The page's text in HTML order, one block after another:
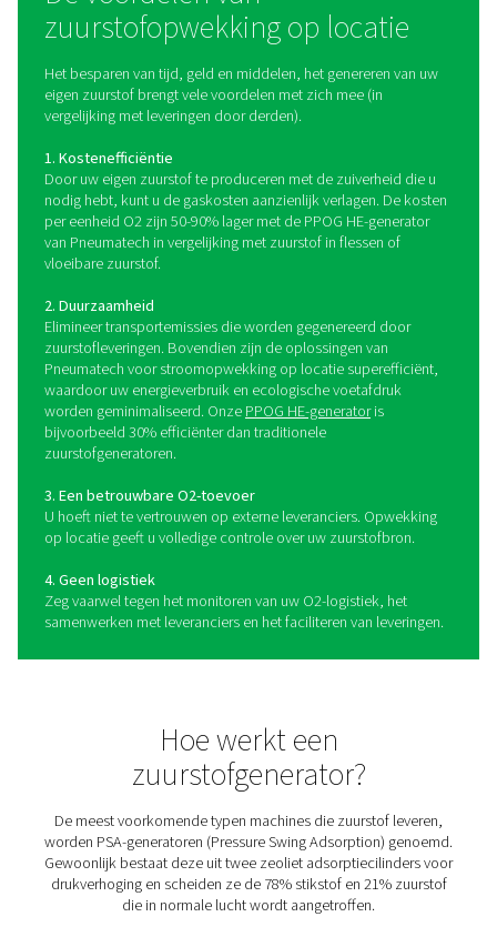
waardoor alleen de zuurstof overblijft. Door dit
machines van Pneumatech bevinden zich in zeer
omgevingen, waaronder dierenartsenklinieken en
De voordelen van
zuurstofopwekking op